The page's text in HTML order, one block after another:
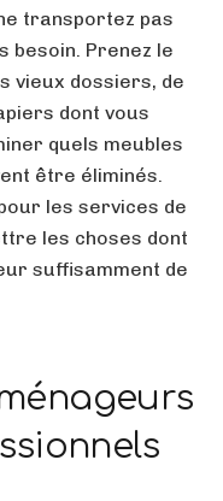
transportez pas
besoin. Prenez le
vieux dossiers, de
dont vous
quels meubles
être éliminés.
les services de
les choses dont
suffisamment de